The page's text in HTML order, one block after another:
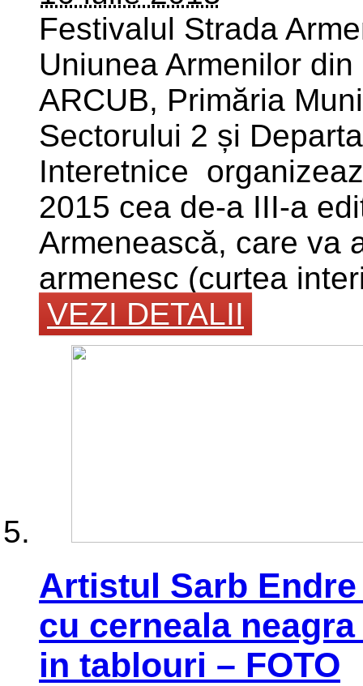
Festivalul Strada
Uniunea Armenilor
ARCUB, Primăria
Sectorului 2 și
Interetnice
2015 cea de-a III-a
Armenească, care va
armenesc (curtea
VEZI DETALII
Artistul Sarb
cu cerneala
in tablouri – FOTO